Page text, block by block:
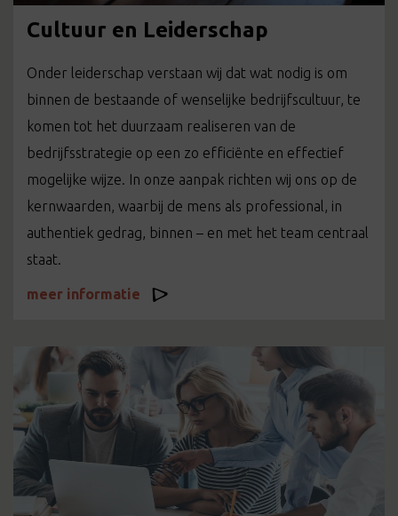
Cultuur en Leiderschap
Onder leiderschap verstaan wij dat wat nodig is om
binnen de bestaande of wenselijke bedrijfscultuur, te
komen tot het duurzaam realiseren van de
bedrijfsstrategie op een zo efficiënte en effectief
mogelijke wijze. In onze aanpak richten wij ons op de
kernwaarden, waarbij de mens als professional, in
authentiek gedrag, binnen – en met het team centraal
staat.
meer informatie